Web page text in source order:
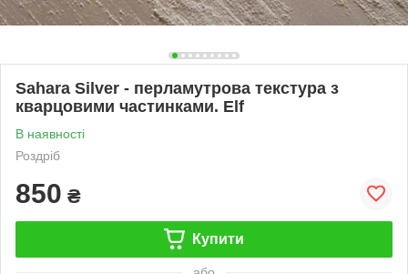
Sahara Silver - перламутрова текстура з
кварцовими частинками. Elf
В наявності
Роздріб
850 ₴
Купити